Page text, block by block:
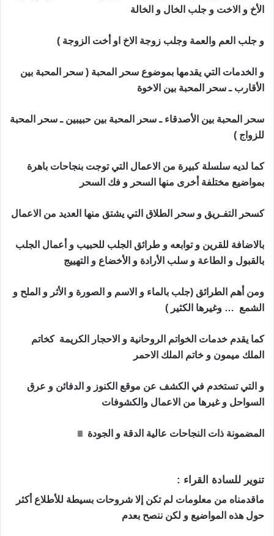
الأخ و الاخت و جلب الخال و الخالة
و جلب العم والعمة وجلب زوجة الاخ او أخت الزوجة )
و الخدمات التي يقدمها بموضوع سحر المحبة ( سحر المحبة بين
الأقارب ـ سحر المحبة بين الاخوة
سحر المحبة بين الأصدقاء ـ سحر المحبة بين حبيبين ـ سحر المحبة
للزواج )
كما لديه سلسلة كبيرة من الاعمال التي توجت بنجاحات باهرة
بمواضيع مختلفة أخرى منها السحر و فك السحر
كسحر التفـريق و سحر الطلاق التي يشتق منها العديد من الاعمال
بالاضافة للقرين و توابعه و طرائق الجلب للحبيب و أعمال الجلب
بالقبول و الطاعة و سلب الأرادة و الأخضاع و التهييج
ومن أهم الطرائق (جلب بالماء و الاسم و الصورة و الأثر و الملح و
الشمع … وغيرها الكثير )
كما يقدم خدمات الخواتم الروحانية و الاحجار الكريمة كخاتم
الملك ميمون و خاتم الملك الاحمر
و التي تستخدم في الكشف عن موقع الكنوز و الدفائن و عرق
السواحل و غيرها من الاعمال والكشوفات
المضمونة ذات النجاحات عالية الدقة و الجودة
تنوير للسادة القراء :
ماقدمناه من معلومات لم تكن إلا شروحات بسيطة للأطلاع أكثر
حول هذه المواضيع و لكن ننصح بعدم